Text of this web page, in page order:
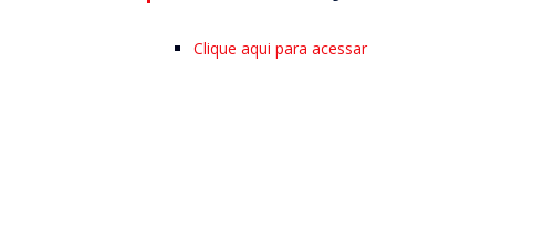
Clique aqui para acessar